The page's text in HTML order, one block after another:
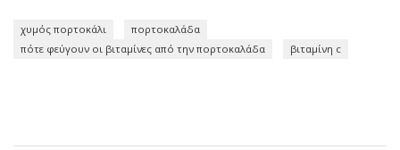
χυμός πορτοκάλι
πορτοκαλάδα
πότε φεύγουν οι βιταμίνες από την πορτοκαλάδα
βιταμίνη c